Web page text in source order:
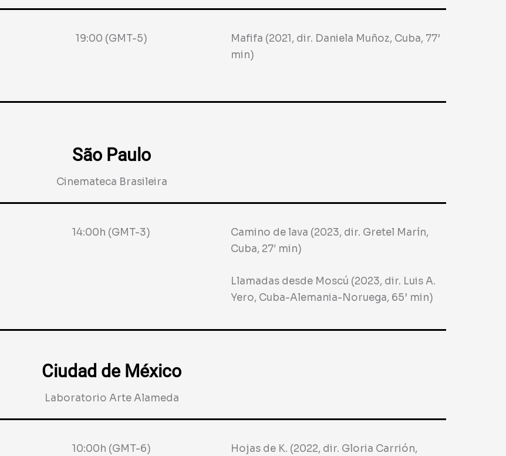
19:00 (GMT-5)
Mafifa (2021, dir. Daniela Muñoz, Cuba, 77’
min)
São Paulo
Cinemateca Brasileira
14:00h (GMT-3)
Camino de lava (2023, dir. Gretel Marín,
Cuba, 27′ min)
Llamadas desde Moscú (2023, dir. Luis A.
Yero, Cuba-Alemania-Noruega, 65’ min)
Ciudad de México
Laboratorio Arte Alameda
10:00h (GMT-6)
Hojas de K. (2022, dir. Gloria Carrión,